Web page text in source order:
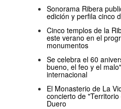
Sonorama Ribera
edición y perfila cinco
Cinco templos de la
este verano en el
monumentos
Se celebra el 60
bueno, el feo y el
internacional
El Monasterio de La
concierto de
Duero